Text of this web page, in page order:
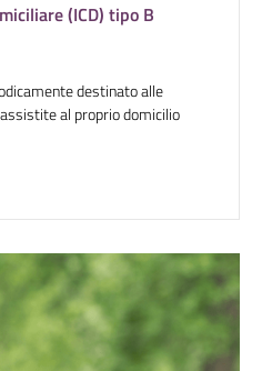
(ICD) tipo B
destinato alle
al proprio domicilio